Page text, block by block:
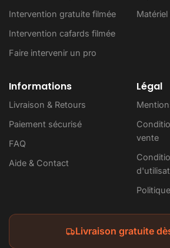
Intervention gratuite filmée
Intervention cafards filmée
Faire intervenir un pro
Informations
Livraison & Retours
Paiement sécurisé
FAQ
Aide & Contact
Légal
vente
Livraison gratuite